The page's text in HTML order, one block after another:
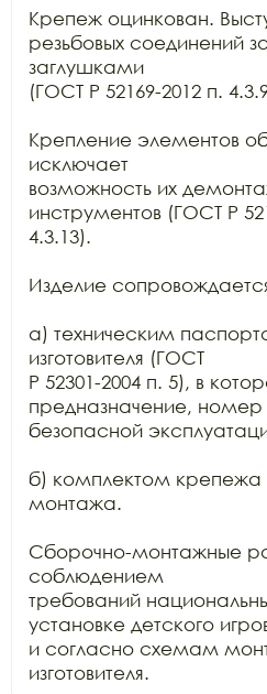
Крепеж оцинкован.
резьбовых соединений
заглушками
(ГОСТ Р 52169-2012 п.
Крепление элементов
исключает
возможность их
инструментов (ГОСТ Р
4.3.13).
Изделие
а) техническим
изготовителя (ГОСТ
Р 52301-2004 п. 5), в
предназначение, номер
безопасной
б) комплектом крепежа
монтажа.
Сборочно-монтажные
соблюдением
требований
установке детского
и согласно схемам
изготовителя.